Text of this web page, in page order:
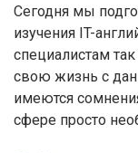
Сегодня мы
изучения IT-
специалистам
свою жизнь с
имеются
сфере просто